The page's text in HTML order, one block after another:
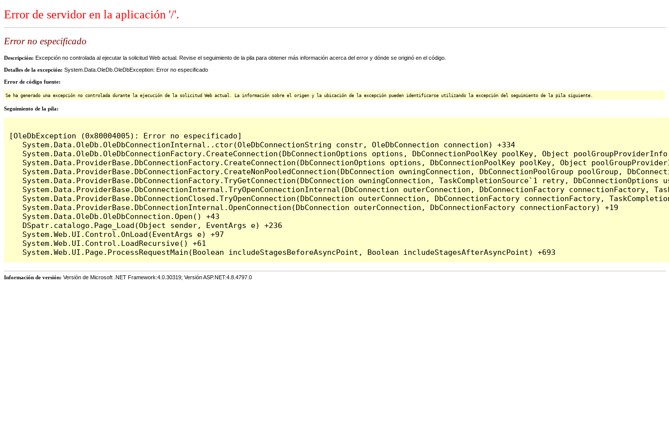
Error de servidor en la aplicación '/'.
Error no especificado
Descripción: Excepción no controlada al ejecutar la solicitud Web actual. Revise el seguimiento de la pila para obtener más información acerca del error y dónde se originó en el código.
Detalles de la excepción: System.Data.OleDb.OleDbException: Error no especificado
Error de código fuente:
Se ha generado una excepción no controlada durante la ejecución de la solicitud Web actual. La información sobre el origen y la ubicación de la excepción pueden identificarse utilizando la excepción del seguimiento de la pila siguiente.
Seguimiento de la pila:
[OleDbException (0x80004005): Error no especificado]
   System.Data.OleDb.OleDbConnectionInternal..ctor(OleDbConnectionString constr, OleDbConnection connection) +334
System.Data.OleDb.OleDbConnectionFactory.CreateConnection(DbConnectionOptions options, DbConnectionPoolKey poolKey, Object
System.Data.ProviderBase.DbConnectionFactory.CreateConnection(DbConnectionOptions options, DbConnectionPoolKey poolKey, Object
System.Data.ProviderBase.DbConnectionFactory.CreateNonPooledConnection(DbConnection owningConnection, DbConnectionPoolGroup poolGroup,
System.Data.ProviderBase.DbConnectionFactory.TryGetConnection(DbConnection owningConnection, TaskCompletionSource`1 retry,
System.Data.ProviderBase.DbConnectionInternal.TryOpenConnectionInternal(DbConnection outerConnection, DbConnectionFactory connectionFactory,
System.Data.ProviderBase.DbConnectionClosed.TryOpenConnection(DbConnection outerConnection, DbConnectionFactory connectionFactory,
   System.Data.ProviderBase.DbConnectionInternal.OpenConnection(DbConnection outerConnection, DbConnectionFactory connectionFactory) +19
   System.Data.OleDb.OleDbConnection.Open() +43
   DSpatr.catalogo.Page_Load(Object sender, EventArgs e) +236
   System.Web.UI.Control.OnLoad(EventArgs e) +97
   System.Web.UI.Control.LoadRecursive() +61
Información de versión: Versión de Microsoft .NET Framework:4.0.30319; Versión ASP.NET:4.8.4797.0